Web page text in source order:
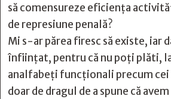
să comensureze eficiența
de represiune penală?
Mi s-ar părea firesc să existe, iar
înființat, pentru că nu poți plăti,
analfabeți funcționali precum cei
doar de dragul de a spune că